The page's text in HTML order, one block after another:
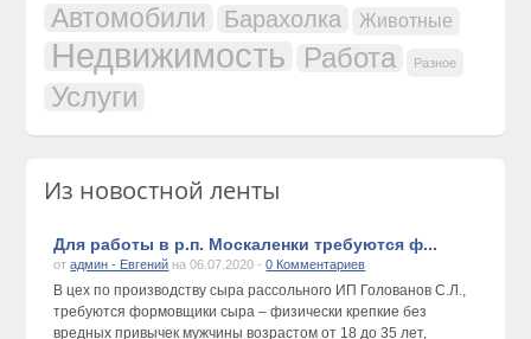
Автомобили Барахолка Животные
Недвижимость Работа Разное
Услуги
Из новостной ленты
Для работы в р.п. Москаленки требуются ф...
отадмин - Евгений на 06.07.2020 -0 Комментариев
В цех по производству сыра рассольного ИП Голованов С.Л.,
требуются формовщики сыра – физически крепкие без
вредных привычек мужчины возрастом от 18 до 35 лет,